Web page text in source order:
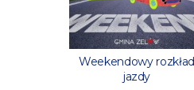
Weekendowy rozkład
jazdy